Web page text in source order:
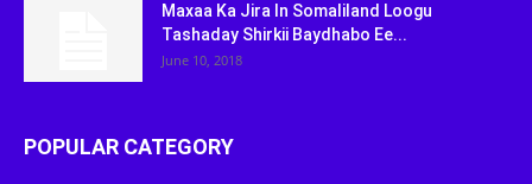
Maxaa Ka Jira In Somaliland Loogu
Tashaday Shirkii Baydhabo Ee...
June 10, 2018
POPULAR CATEGORY